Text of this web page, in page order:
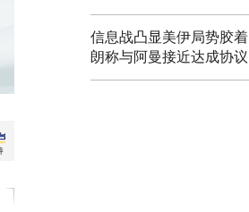
信息战凸显美伊局势胶着
朗称与阿曼接近达成协议